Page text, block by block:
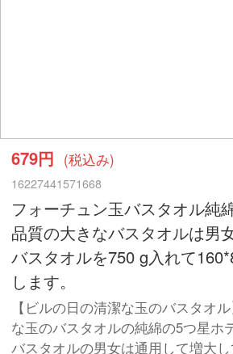
679円 (税込み)
16227441571668
フォーチュン玉バスタオル純
品質の大きなバスタオルは男
バスタオルを750 g入れて
します。
【ビルの日の清潔な玉のバスタオ
な玉のバスタオルの純綿の5つ星ホ
バスタオルの男女は通用して増大